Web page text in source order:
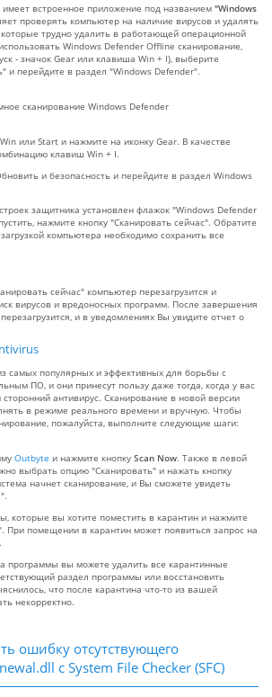
встроенное приложение под названием "Windows
проверять компьютер на наличие вирусов и удалять
трудно удалить в работающей операционной
Windows Defender Offline сканирование,
- значок Gear или клавиша Win + I), выберите
и перейдите в раздел "Windows Defender".
сканирование Windows Defender
или Start и нажмите на иконку Gear. В качестве
клавиш Win + I.
и безопасность и перейдите в раздел Windows
защитника установлен флажок "Windows Defender
нажмите кнопку "Сканировать сейчас". Обратите
компьютера необходимо сохранить все
сейчас" компьютер перезагрузится и
вирусов и вредоносных программ. После завершения
и в уведомлениях Вы увидите отчет о
самых популярных и эффективных для борьбы с
ПО, и они принесут пользу даже тогда, когда у вас
антивирус. Сканирование в новой версии
в режиме реального времени и вручную. Чтобы
пожалуйста, выполните следующие шаги:
Outbyte и нажмите кнопку Scan Now. Также в левой
выбрать опцию "Сканировать" и нажать кнопку
начнет сканирование, и Вы сможете увидеть
которые вы хотите поместить в карантин и нажмите
При помещении в карантин может появиться запрос на
программы вы можете удалить все карантинные
раздел программы или восстановить
что после карантина что-то из вашей
некорректно.
ошибку отсутствующего
с System File Checker (SFC)